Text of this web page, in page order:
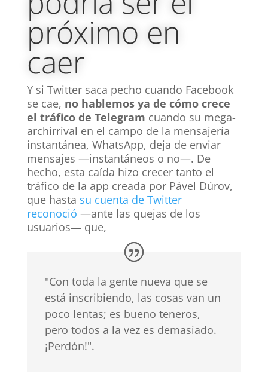
próximo en
caer
Y si Twitter saca pecho cuando Facebook
se cae, no hablemos ya de cómo crece
el tráfico de Telegram cuando su mega-
archirrival en el campo de la mensajería
instantánea, WhatsApp, deja de enviar
mensajes —instantáneos o no—. De
hecho, esta caída hizo crecer tanto el
tráfico de la app creada por Pável Dúrov,
que hasta su cuenta de Twitter
reconoció —ante las quejas de los
usuarios— que,
"Con toda la gente nueva que se
está inscribiendo, las cosas van un
poco lentas; es bueno teneros,
pero todos a la vez es demasiado.
¡Perdón!".